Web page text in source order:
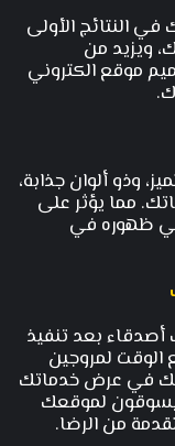
النتائج الأولى
ويزيد من
موقع الكتروني
وذو ألوان جذابة،
مما يؤثر على
في ظهوره في
أصدقاء بعد تنفيذ
الوقت لمروجين
في عرض خدماتك
لموقعك
من الرضا.